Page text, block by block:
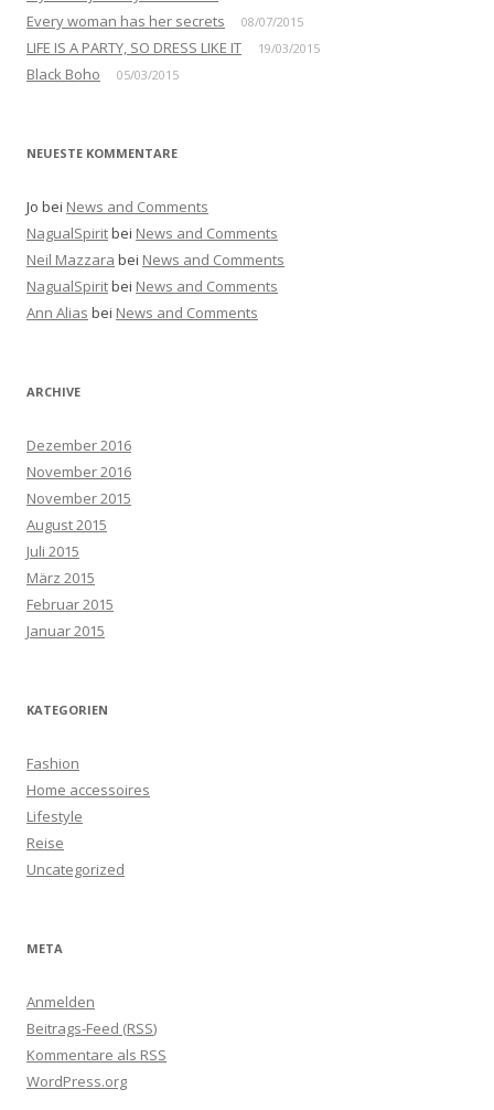
Every woman has her secrets 08/07/2015
LIFE IS A PARTY, SO DRESS LIKE IT 19/03/2015
Black Boho 05/03/2015
NEUESTE KOMMENTARE
Jo bei News and Comments
NagualSpiritbei News and Comments
Neil Mazzara bei News and Comments
NagualSpiritbei News and Comments
Ann Alias bei News and Comments
ARCHIVE
Dezember 2016
November 2016
November 2015
August 2015
Juli 2015
März 2015
Februar 2015
Januar 2015
KATEGORIEN
Fashion
Home accessoires
Lifestyle
Reise
Uncategorized
META
Anmelden
Beitrags-Feed (RSS)
Kommentare als RSS
WordPress.org